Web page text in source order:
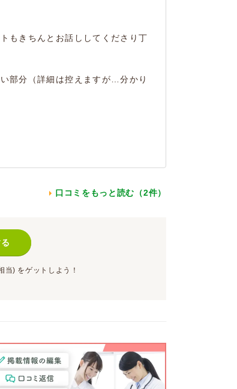
もきちんとお話ししてくださり丁
部分（詳細は控えますが…分かり
口コミをもっと読む（2件）
当) をゲットしよう！